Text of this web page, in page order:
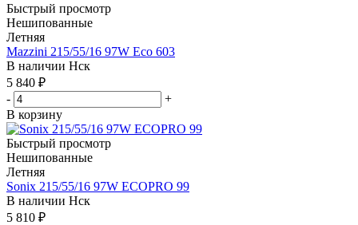
Быстрый просмотр
Нешипованные
Летняя
Mazzini 215/55/16 97W Eco 603
В наличии Нск
5 840 ₽
-
+
В корзину
Быстрый просмотр
Нешипованные
Летняя
Sonix 215/55/16 97W ECOPRO 99
В наличии Нск
5 810 ₽